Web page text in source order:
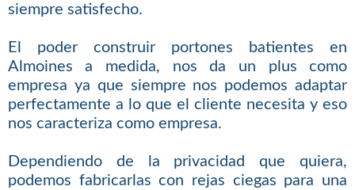
siempre satisfecho.
El poder construir portones batientes en
Almoines a medida, nos da un plus como
empresa ya que siempre nos podemos adaptar
perfectamente a lo que el cliente necesita y eso
nos caracteriza como empresa.
Dependiendo de la privacidad que quiera,
podemos fabricarlas con rejas ciegas para una